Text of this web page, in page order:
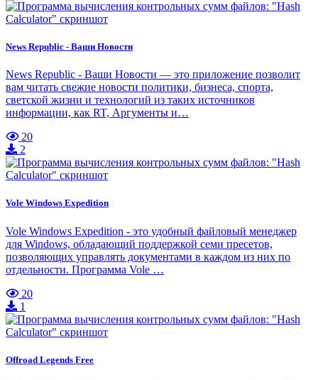
News Republic - Ваши Новости
News Republic - Ваши Новости — это приложение позволит
вам читать свежие новости политики, бизнеса, спорта,
светской жизни и технологий из таких источников
информации, как RT, Аргументы и…
20
2
Vole Windows Expedition
Vole Windows Expedition - это удобный файловый менеджер
для Windows, обладающий поддержкой семи пресетов,
позволяющих управлять документами в каждом из них по
отдельности. Программа Vole …
20
1
Offroad Legends Free